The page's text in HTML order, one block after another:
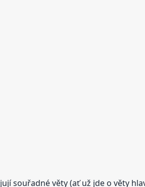
souřadné věty (ať už jde o věty